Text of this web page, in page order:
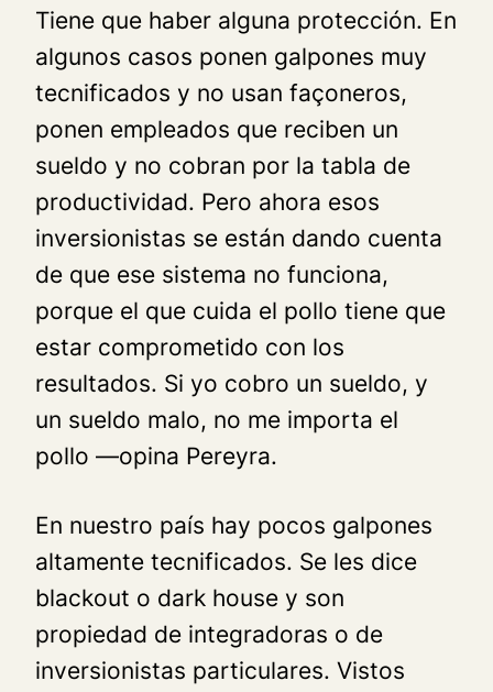
Tiene que haber alguna protección. En
algunos casos ponen galpones muy
tecnificados y no usan façoneros,
ponen empleados que reciben un
sueldo y no cobran por la tabla de
productividad. Pero ahora esos
inversionistas se están dando cuenta
de que ese sistema no funciona,
porque el que cuida el pollo tiene que
estar comprometido con los
resultados. Si yo cobro un sueldo, y
un sueldo malo, no me importa el
pollo —opina Pereyra.
En nuestro país hay pocos galpones
altamente tecnificados. Se les dice
blackout o dark house y son
propiedad de integradoras o de
inversionistas particulares. Vistos